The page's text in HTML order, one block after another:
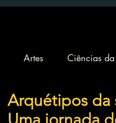
Artes Ciências
Arquétipos da